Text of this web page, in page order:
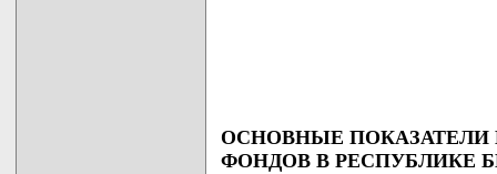
ОСНОВНЫЕ
ФОНДОВ В РЕСПУБЛИКЕ